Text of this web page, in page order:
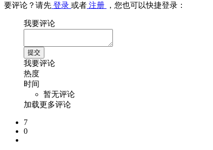
要评论？请先 登录 或者 注册 ，您也可以快捷登录：
我要评论
我要评论
热度
时间
暂无评论
加载更多评论
7
0